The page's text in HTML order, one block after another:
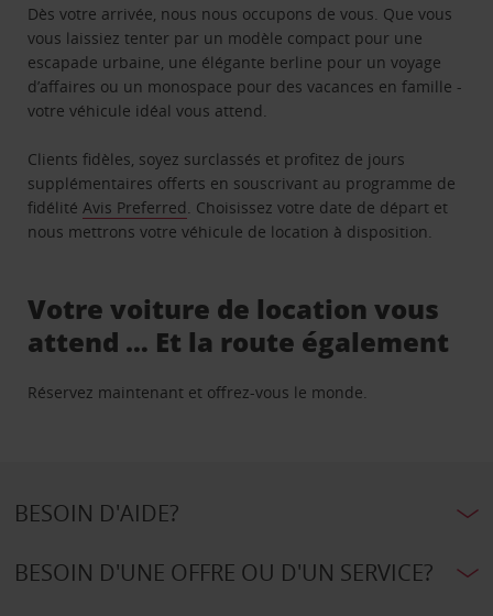
Dès votre arrivée, nous nous occupons de vous. Que vous
vous laissiez tenter par un modèle compact pour une
escapade urbaine, une élégante berline pour un voyage
d’affaires ou un monospace pour des vacances en famille -
votre véhicule idéal vous attend.
Clients fidèles, soyez surclassés et profitez de jours
supplémentaires offerts en souscrivant au programme de
fidélitéAvis Preferred. Choisissez votre date de départ et
nous mettrons votre véhicule de location à disposition.
Votre voiture de location vous
attend … Et la route également
Réservez maintenant et offrez-vous le monde.
BESOIN D'AIDE?
BESOIN D'UNE OFFRE OU D'UN SERVICE?